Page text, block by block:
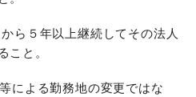
ら５年以上継続してその法人
こと。
による勤務地の変更ではな